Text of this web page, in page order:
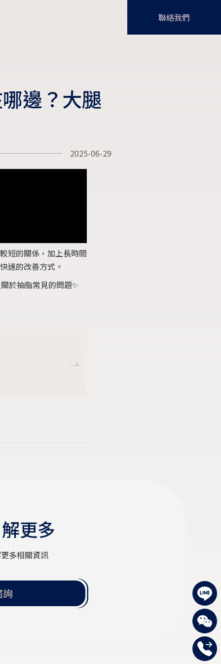
聯絡我們
邊？大腿
2025-06-29
短的關係，加上長時間
速的改善方式。
於抽脂常見的問題✨
更多
多相關資訊